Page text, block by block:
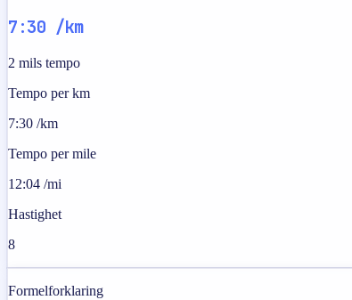
7:30 /km
2 mils tempo
Tempo per km
7:30 /km
Tempo per mile
12:04 /mi
Hastighet
8
Formelforklaring